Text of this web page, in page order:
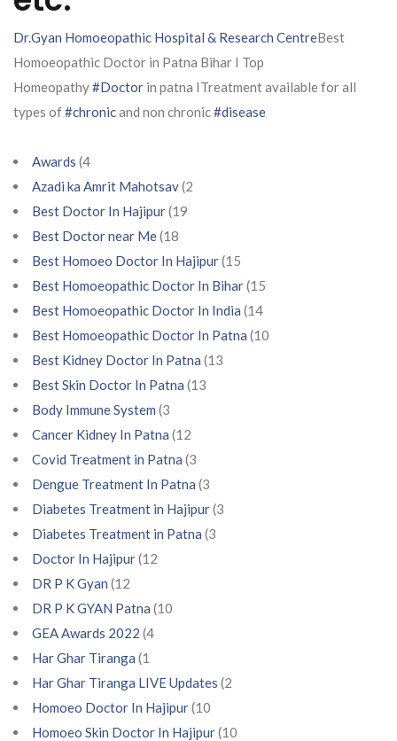
Dr.Gyan Homoeopathic Hospital & Research CentreBest
Homoeopathic Doctor in Patna Bihar I Top
Homeopathy#Doctor in patna ITreatment available for all
types of#chronicand non chronic#disease
Awards (4
Azadi ka Amrit Mahotsav(2
Best Doctor In Hajipur(19
Best Doctor near Me(18
Best Homoeo Doctor In Hajipur(15
Best Homoeopathic Doctor In Bihar(15
Best Homoeopathic Doctor In India (14
Best Homoeopathic Doctor In Patna (10
Best Kidney Doctor In Patna (13
Best Skin Doctor In Patna (13
Body Immune System (3
Cancer Kidney In Patna (12
Covid Treatment in Patna (3
Dengue Treatment In Patna (3
Diabetes Treatment in Hajipur(3
Diabetes Treatment in Patna (3
Doctor In Hajipur(12
DR P K Gyan (12
DR P K GYAN Patna (10
GEA Awards 2022 (4
Har Ghar Tiranga (1
Har Ghar Tiranga LIVE Updates (2
Homoeo Doctor In Hajipur(10
Homoeo Skin Doctor In Hajipur(10